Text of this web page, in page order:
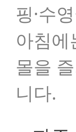
핑·수
아침
몰을
니다.